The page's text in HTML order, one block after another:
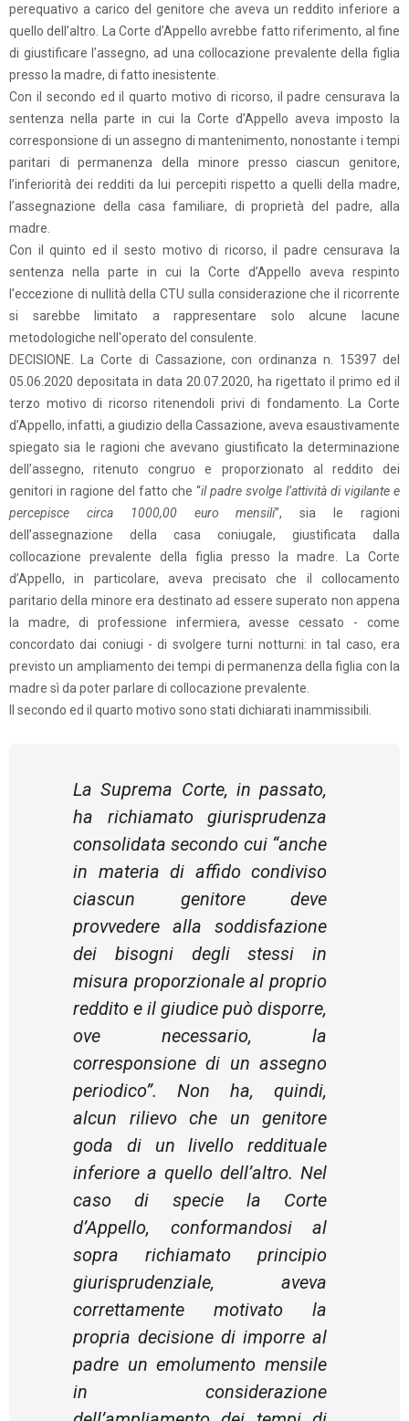
perequativo a carico del genitore che aveva un reddito inferiore a
quello dell’altro. La Corte d’Appello avrebbe fatto riferimento, al fine
di giustificare l’assegno, ad una collocazione prevalente della figlia
presso la madre, di fatto inesistente.
Con il secondo ed il quarto motivo di ricorso, il padre censurava la
sentenza nella parte in cui la Corte d’Appello aveva imposto la
corresponsione di un assegno di mantenimento, nonostante i tempi
paritari di permanenza della minore presso ciascun genitore,
l’inferiorità dei redditi da lui percepiti rispetto a quelli della madre,
l’assegnazione della casa familiare, di proprietà del padre, alla
madre.
Con il quinto ed il sesto motivo di ricorso, il padre censurava la
sentenza nella parte in cui la Corte d’Appello aveva respinto
l'eccezione di nullità della CTU sulla considerazione che il ricorrente
si sarebbe limitato a rappresentare solo alcune lacune
metodologiche nell'operato del consulente.
DECISIONE. La Corte di Cassazione, con ordinanza n. 15397 del
05.06.2020 depositata in data 20.07.2020, ha rigettato il primo ed il
terzo motivo di ricorso ritenendoli privi di fondamento. La Corte
d’Appello, infatti, a giudizio della Cassazione, aveva esaustivamente
spiegato sia le ragioni che avevano giustificato la determinazione
dell’assegno, ritenuto congruo e proporzionato al reddito dei
genitori in ragione del fatto che “il padre svolge l’attività di vigilante e
percepisce circa 1000,00 euro mensili”, sia le ragioni
dell’assegnazione della casa coniugale, giustificata dalla
collocazione prevalente della figlia presso la madre. La Corte
d’Appello, in particolare, aveva precisato che il collocamento
paritario della minore era destinato ad essere superato non appena
la madre, di professione infermiera, avesse cessato - come
concordato dai coniugi - di svolgere turni notturni: in tal caso, era
previsto un ampliamento dei tempi di permanenza della figlia con la
madre sì da poter parlare di collocazione prevalente.
Il secondo ed il quarto motivo sono stati dichiarati inammissibili.
La Suprema Corte, in passato,
ha richiamato giurisprudenza
consolidata secondo cui “anche
in materia di affido condiviso
ciascun genitore deve
provvedere alla soddisfazione
dei bisogni degli stessi in
misura proporzionale al proprio
reddito e il giudice può disporre,
ove necessario, la
corresponsione di un assegno
periodico”. Non ha, quindi,
alcun rilievo che un genitore
goda di un livello reddituale
inferiore a quello dell’altro. Nel
caso di specie la Corte
d’Appello, conformandosi al
sopra richiamato principio
giurisprudenziale, aveva
correttamente motivato la
propria decisione di imporre al
padre un emolumento mensile
in considerazione